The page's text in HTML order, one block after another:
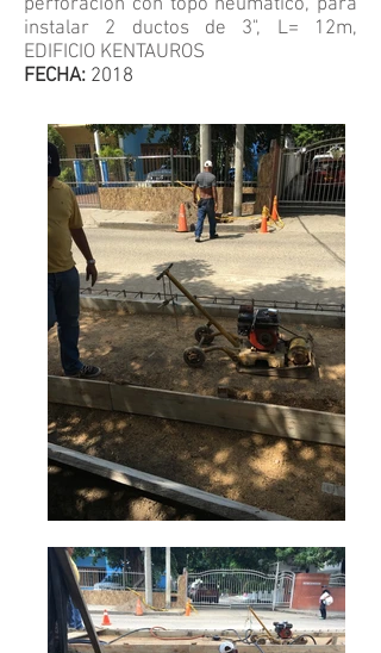
perforación con topo neumático, para
instalar 2 ductos de 3", L= 12m,
EDIFICIO KENTAUROS
FECHA: 2018